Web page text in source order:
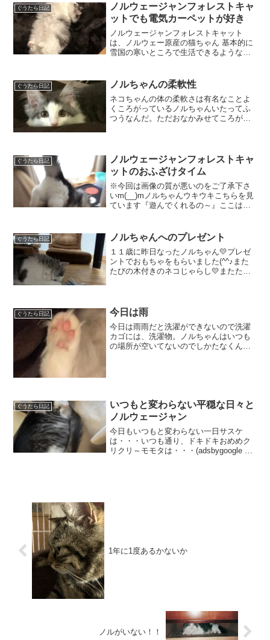
ぐうたら日記
ノルウェージャンフォレストキャ
ットでも電気カーペットが好き
ノルウェージャンフォレストキャット
は、ノルウェー原産の猫ちゃん 基本的に
雪国の寒いところで生活できるような体
まらない・・・これにゃに？あったかい
にゃごろんごろんこの勝...
ぐうたら日記 ノルちゃんの柔軟性
ネコちゃんの体の柔軟さは有名なことよ
くころがっているノルちゃんいたってふ
つうなんだ。ただおなかみせてころがっ
ぐうたら日記
ノルウェージャンフォレストキャ
ットのおふざけタイム
※今回は画像の質が悪いのをご了承下さ
いm(__)mノルちゃんウキウキこちらを見
ています『遊んでくれるの～』ここはの
りつづきます・・・こんどはガード 超え
ジャ～ンプおっと...
ぐうたら日記 ノルちゃんへのプレゼント
１１歳に昨日なったノルちゃん💛プレゼ
ントでおもちゃをもらいました(^^♪また
たびの木付きのネコじゃらし💛またたび
ぐうたら日記 今日は雨
今日は雨雨だと洗濯ができないので洗濯
カゴには、洗濯物。ノルちゃんはいつも
の場所が空いてないのでしかたなくん？
ぐうたら日記
いつもと変わらない平穏な日々と
ノルウェージャン
今日もいつもと変わらない一日サスケ
は・・・いつも通り、ドキドキおめめク
リクリ～モモタは・・・(adsbygoogle =
1年に1度あるかないか
ノルがいない！！